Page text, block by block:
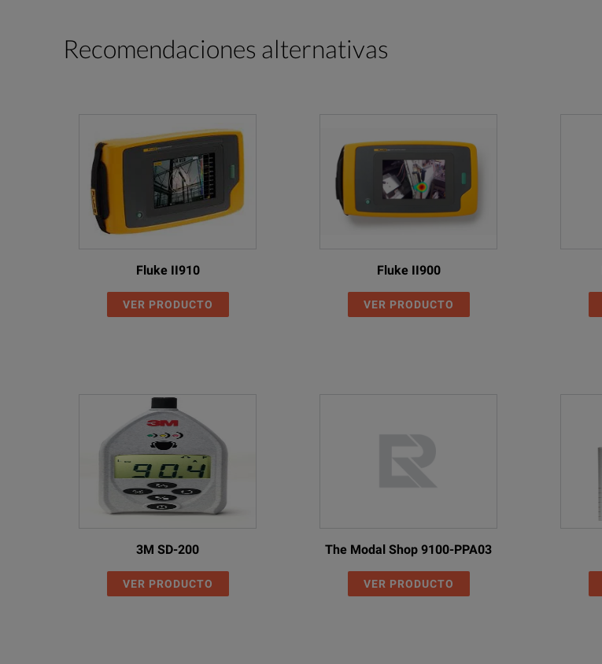
Recomendaciones alternativas
Fluke II910
VER PRODUCTO
Fluke II900
VER PRODUCTO
3M SD-200
VER PRODUCTO
The Modal Shop 9100-PPA03
VER PRODUCTO